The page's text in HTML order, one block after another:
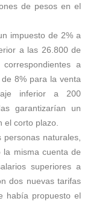
de pesos en el
impuesto de 2% a
a las 26.800 de
a
8% para la venta
inferior a 200
garantizarían un
el corto plazo.
naturales,
misma cuenta de
superiores a
dos nuevas tarifas
había propuesto el